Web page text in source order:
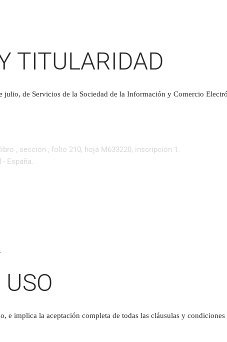
TITULARIDAD
de Servicios de la Sociedad de la Información y Comercio
, sección , folio 210, hoja M633220, inscripción 1.
España.
implica la aceptación completa de todas las cláusulas y condiciones